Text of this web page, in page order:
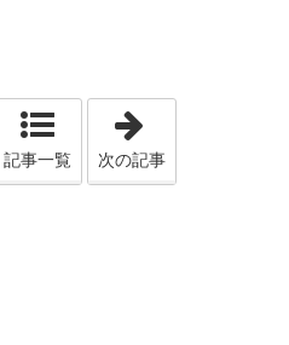
「厨房器具は誰が手配するの？？」
記事一覧 次の記事